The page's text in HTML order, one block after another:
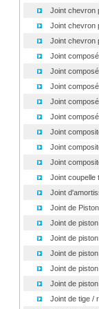
Joint chevron
Joint chevron
Joint chevron
Joint composé
Joint composé
Joint composé
Joint
Joint composé
Joint
Joint
Joint
Joint coupelle
Joint
Joint de
Joint de
Joint de
Joint de
Joint de
Joint de piston
Joint de tige /